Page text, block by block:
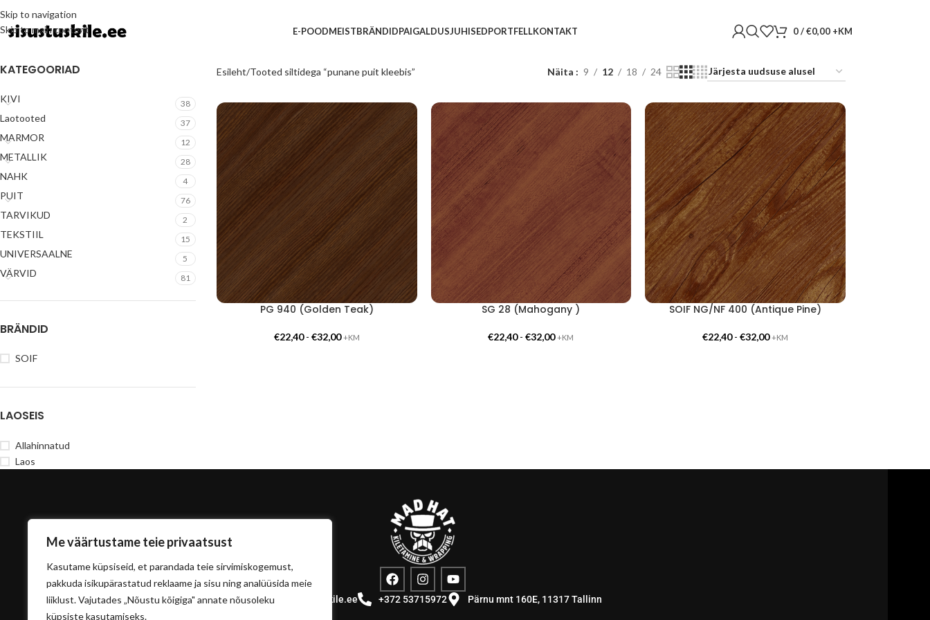
Me väärtustame teie privaatsust
Kasutame küpsiseid, et parandada teie sirvimiskogemust,
pakkuda isikupärastatud reklaame ja sisu ning analüüsida meie
liiklust. Vajutades „Nõustu kõigiga" annate nõusoleku
küpsiste kasutamiseks.
Skip to navigation
Skip to main content
E-POODMEISTBRÄNDIDPAIGALDUSJUHISEDPORTFELLKONTAKT 0/€0,00
KATEGOORIAD
KIVI 38
Laotooted 37
MARMOR 12
METALLIK 28
NAHK 4
PUIT 76
TARVIKUD 2
TEKSTIIL 15
UNIVERSAALNE 5
VÄRVID 81
BRÄNDID
SOIF
LAOSEIS
Allahinnatud
Laos
Esileht Tooted siltidega “punane puit kleebis” Näita 9 12 18 24
PG 940 (Golden Teak)
€22,40- €32,00 +KM
SG 28 (Mahogany )
€22,40-€32,00 +KM
SOIF NG/NF 400 (Antique Pine)
€22,40-€32,00 +KM
info@sisustuskile.ee +372 53715972 Pärnu mnt 160E, 11317 Tallinn